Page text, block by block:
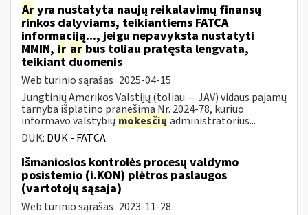
Ar yra nustatyta naujų reikalavimų finansų
rinkos dalyviams, teikiantiems FATCA
informaciją..., jeigu nepavyksta nustatyti
MMIN, ir ar bus toliau pratęsta lengvata,
teikiant duomenis
Web turinio sąrašas 2025-04-15
Jungtinių Amerikos Valstijų (toliau — JAV) vidaus pajamų
tarnyba išplatino pranešimą Nr. 2024-78, kuriuo
informavo valstybių mokesčių administratorius...
DUK: DUK - FATCA
Išmaniosios kontrolės procesų valdymo
posistemio (i.KON) plėtros paslaugos
(vartotojų sąsaja)
Web turinio sąrašas 2023-11-28